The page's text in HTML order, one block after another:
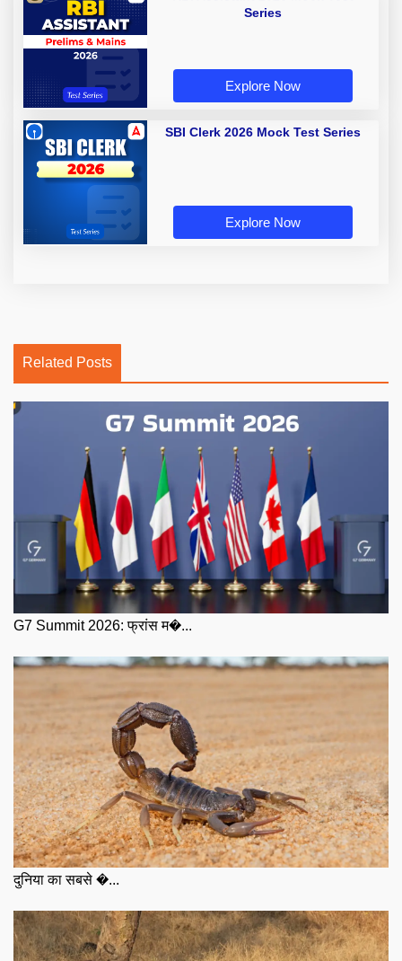
Series
Explore Now
SBI Clerk 2026 Mock Test Series
Explore Now
Related Posts
G7 Summit 2026: फ्रांस म�...
दुनिया का सबसे �...